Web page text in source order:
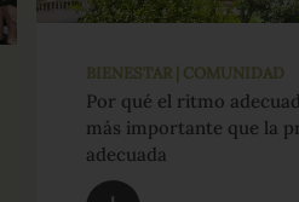
BIENESTAR | COMUNIDAD
Por qué el ritmo
más importante que la
adecuada